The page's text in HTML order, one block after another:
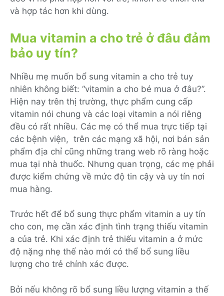
và hợp tác hơn khi dùng.
Mua vitamin a cho trẻ ở đâu đảm
bảo uy tín?
Nhiều mẹ muốn bổ sung vitamin a cho trẻ tuy
nhiên không biết: “vitamin a cho bé mua ở đâu?”.
Hiện nay trên thị trường, thực phẩm cung cấp
vitamin nói chung và các loại vitamin a nói riêng
đều có rất nhiều. Các mẹ có thể mua trực tiếp tại
các bệnh viện, trên các mạng xã hội, nơi bán sản
phẩm địa chỉ cũng những trang web rõ ràng hoặc
mua tại nhà thuốc. Nhưng quan trọng, các mẹ phải
được kiểm chứng về mức độ tin cậy và uy tín nơi
mua hàng.
Trước hết để bổ sung thực phẩm vitamin a uy tín
cho con, mẹ cần xác định tình trạng thiếu vitamin
a của trẻ. Khi xác định trẻ thiếu vitamin a ở mức
độ nặng nhẹ thế nào mới có thể bổ sung liều
lượng cho trẻ chính xác được.
Bởi nếu không rõ bổ sung liều lượng vitamin a thế